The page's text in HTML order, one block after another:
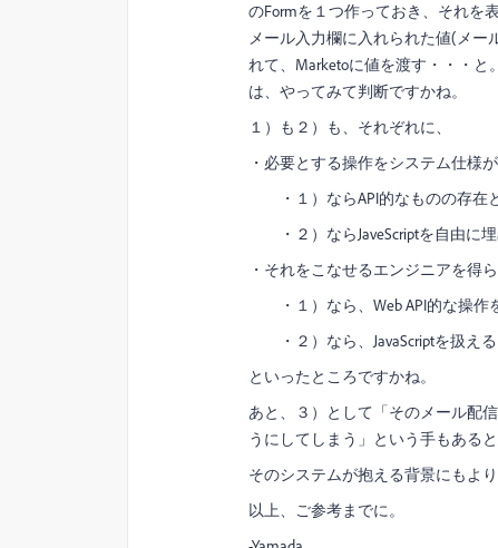
のFormを１つ作っておき、それを
メール入力欄に入れられた値(メー
れて、Marketoに値を渡す・・・
は、やってみて判断ですかね。
１）も２）も、それぞれに、
・必要とする操作をシステム仕様
・１）ならAPI的なものの存在
・２）ならJaveScriptを自由に
・それをこなせるエンジニアを得
・１）なら、Web API的な操作
・２）なら、JavaScriptを扱え
といったところですかね。
あと、３）として「そのメール配
うにしてしまう」という手もあると
そのシステムが抱える背景にもよ
以上、ご参考までに。